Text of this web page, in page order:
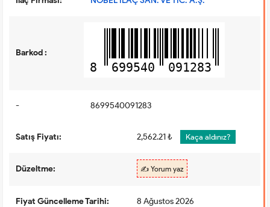
Barkod :
8 699540 091283
- 8699540091283
Satış Fiyatı: 2,562.21 ₺ Kaça aldınız?
Düzeltme: ✍️ Yorum yaz
Fiyat Güncelleme Tarihi: 8 Ağustos 2026